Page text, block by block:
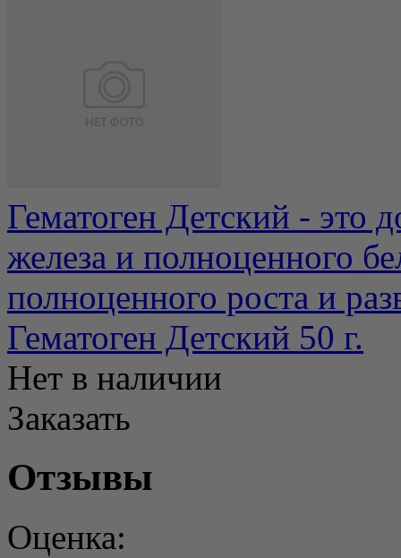
Гематоген Детский - это
железа и полноценного
полноценного роста и
Гематоген Детский 50 г.
Нет в наличии
Заказать
Отзывы
Оценка: